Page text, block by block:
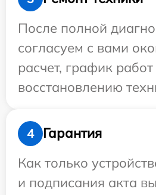
После полной
согласуем с вами
расчет, график
восстановлению
4
Гарантия
Как только
и подписания акта